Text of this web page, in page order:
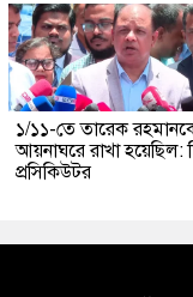
১/১১-তে তারেক
আয়নাঘরে রাখা হয়েছিল:
প্রসিকিউটর